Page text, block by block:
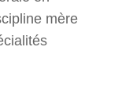
mère